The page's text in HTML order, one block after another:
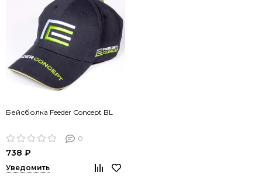
Бейсболка Feeder Concept BL
0
738 ₽
Уведомить